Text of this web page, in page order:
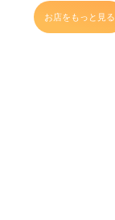
お店をもっと見る